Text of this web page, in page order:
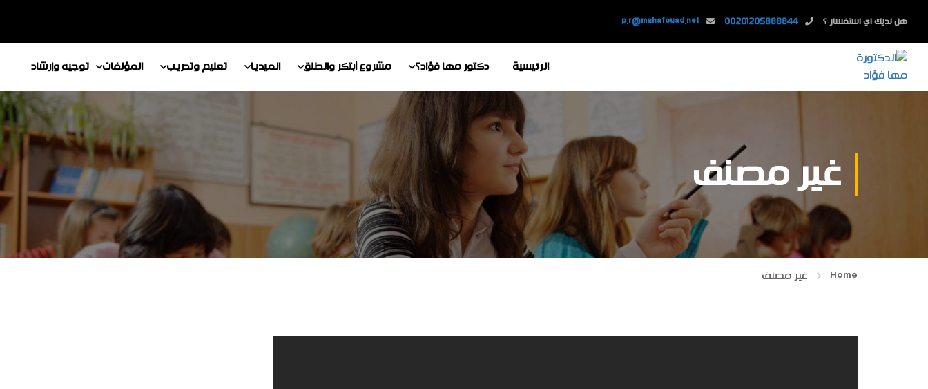
هل لديك اي استفسار ؟ 00201205888844
p.r@mahafouad.net
الرئيسية دكتور مها فؤاد؟ مشروع أبتكر وانطلق الميديا تعليم وتدريب المؤلفات توجيه وإرشاد
غير مصنف
Home غير مصنف